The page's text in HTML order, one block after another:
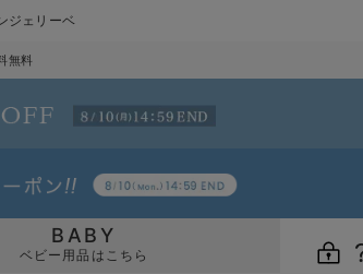
ジェリーベ
無料
BABY
ベビー用品はこちら